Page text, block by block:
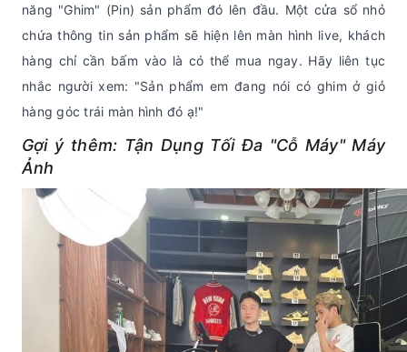
năng "Ghim" (Pin) sản phẩm đó lên đầu. Một cửa sổ nhỏ
chứa thông tin sản phẩm sẽ hiện lên màn hình live, khách
hàng chỉ cần bấm vào là có thể mua ngay. Hãy liên tục
nhắc người xem: "Sản phẩm em đang nói có ghim ở giỏ
hàng góc trái màn hình đó ạ!"
Gợi ý thêm: Tận Dụng Tối Đa "Cỗ Máy" Máy
Ảnh